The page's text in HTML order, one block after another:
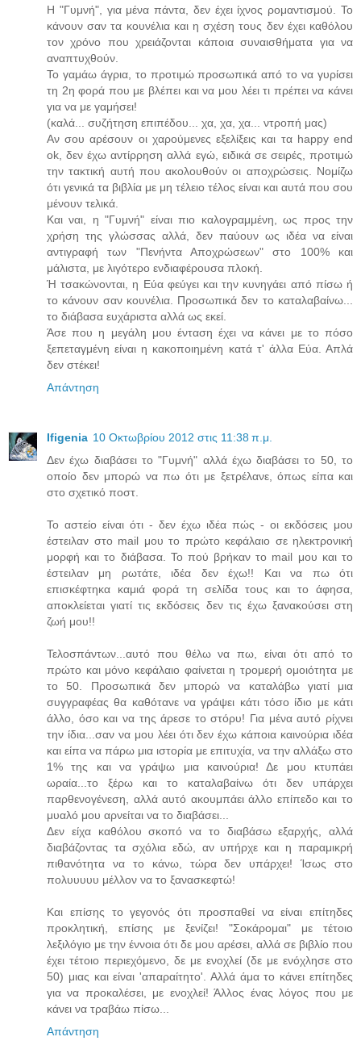
H "Γυμνή", για μένα πάντα, δεν έχει ίχνος ρομαντισμού. Το
κάνουν σαν τα κουνέλια και η σχέση τους δεν έχει καθόλου
τον χρόνο που χρειάζονται κάποια συναισθήματα για να
αναπτυχθούν.
Το γαμάω άγρια, το προτιμώ προσωπικά από το να γυρίσει
τη 2η φορά που με βλέπει και να μου λέει τι πρέπει να κάνει
για να με γαμήσει!
(καλά... συζήτηση επιπέδου... χα, χα, χα... ντροπή μας)
Αν σου αρέσουν οι χαρούμενες εξελίξεις και τα happy end
ok, δεν έχω αντίρρηση αλλά εγώ, ειδικά σε σειρές, προτιμώ
την τακτική αυτή που ακολουθούν οι αποχρώσεις. Νομίζω
ότι γενικά τα βιβλία με μη τέλειο τέλος είναι και αυτά που σου
μένουν τελικά.
Και ναι, η "Γυμνή" είναι πιο καλογραμμένη, ως προς την
χρήση της γλώσσας αλλά, δεν παύουν ως ιδέα να είναι
αντιγραφή των "Πενήντα Αποχρώσεων" στο 100% και
μάλιστα, με λιγότερο ενδιαφέρουσα πλοκή.
Ή τσακώνονται, η Εύα φεύγει και την κυνηγάει από πίσω ή
το κάνουν σαν κουνέλια. Προσωπικά δεν το καταλαβαίνω...
το διάβασα ευχάριστα αλλά ως εκεί.
Άσε που η μεγάλη μου ένταση έχει να κάνει με το πόσο
ξεπεταγμένη είναι η κακοποιημένη κατά τ' άλλα Εύα. Απλά
δεν στέκει!
Απάντηση
Ifigenia 10 Οκτωβρίου 2012 στις 11:38 π.μ.
Δεν έχω διαβάσει το "Γυμνή" αλλά έχω διαβάσει το 50, το
οποίο δεν μπορώ να πω ότι με ξετρέλανε, όπως είπα και
στο σχετικό ποστ.
Το αστείο είναι ότι - δεν έχω ιδέα πώς - οι εκδόσεις μου
έστειλαν στο mail μου το πρώτο κεφάλαιο σε ηλεκτρονική
μορφή και το διάβασα. Το πού βρήκαν το mail μου και το
έστειλαν μη ρωτάτε, ιδέα δεν έχω!! Και να πω ότι
επισκέφτηκα καμιά φορά τη σελίδα τους και το άφησα,
αποκλείεται γιατί τις εκδόσεις δεν τις έχω ξανακούσει στη
ζωή μου!!
Τελοσπάντων...αυτό που θέλω να πω, είναι ότι από το
πρώτο και μόνο κεφάλαιο φαίνεται η τρομερή ομοιότητα με
το 50. Προσωπικά δεν μπορώ να καταλάβω γιατί μια
συγγραφέας θα καθότανε να γράψει κάτι τόσο ίδιο με κάτι
άλλο, όσο και να της άρεσε το στόρυ! Για μένα αυτό ρίχνει
την ίδια...σαν να μου λέει ότι δεν έχω κάποια καινούρια ιδέα
και είπα να πάρω μια ιστορία με επιτυχία, να την αλλάξω στο
1% της και να γράψω μια καινούρια! Δε μου κτυπάει
ωραία...το ξέρω και το καταλαβαίνω ότι δεν υπάρχει
παρθενογένεση, αλλά αυτό ακουμπάει άλλο επίπεδο και το
μυαλό μου αρνείται να το διαβάσει...
Δεν είχα καθόλου σκοπό να το διαβάσω εξαρχής, αλλά
διαβάζοντας τα σχόλια εδώ, αν υπήρχε και η παραμικρή
πιθανότητα να το κάνω, τώρα δεν υπάρχει! Ίσως στο
πολυυυυυ μέλλον να το ξανασκεφτώ!
Και επίσης το γεγονός ότι προσπαθεί να είναι επίτηδες
προκλητική, επίσης με ξενίζει! "Σοκάρομαι" με τέτοιο
λεξιλόγιο με την έννοια ότι δε μου αρέσει, αλλά σε βιβλίο που
έχει τέτοιο περιεχόμενο, δε με ενοχλεί (δε με ενόχλησε στο
50) μιας και είναι 'απαραίτητο'. Αλλά άμα το κάνει επίτηδες
για να προκαλέσει, με ενοχλεί! Άλλος ένας λόγος που με
κάνει να τραβάω πίσω...
Απάντηση